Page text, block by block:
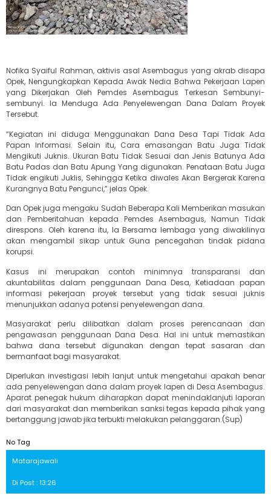
Nofika Syaiful Rahman, aktivis asal Asembagus yang akrab disapa
Opek, Nengungkapkan Kepada Awak Nedia Bahwa Pekerjaan Lapen
yang Dikerjakan Oleh Pemdes Asembagus Terkesan Sembunyi-
sembunyi. Ia Menduga Ada Penyelewengan Dana Dalam Proyek
Tersebut.
“Kegiatan ini diduga Menggunakan Dana Desa Tapi Tidak Ada
Papan Informasi. Selain itu, Cara emasangan Batu Juga Tidak
Mengikuti Juknis. Ukuran Batu Tidak Sesuai dan Jenis Batunya Ada
Batu Padas dan Batu Apung Yang digunakan. Penataan Batu Juga
Tidak engikuti Juklis, Sehingga Ketika diwales Akan Bergerak Karena
Kurangnya Batu Pengunci,” jelas Opek.
Dan Opek juga mengaku Sudah Beberapa Kali Memberikan masukan
dan Pemberitahuan kepada Pemdes Asembagus, Namun Tidak
direspons. Oleh karena itu, Ia Bersama lembaga yang diwakilinya
akan mengambil sikap untuk Guna pencegahan tindak pidana
korupsi.
Kasus ini merupakan contoh minimnya transparansi dan
akuntabilitas dalam penggunaan Dana Desa, Ketiadaan papan
informasi pekerjaan proyek tersebut yang tidak sesuai juknis
menunjukkan adanya potensi penyelewengan dana.
Masyarakat perlu dilibatkan dalam proses perencanaan dan
pengawasan penggunaan Dana Desa. Hal ini untuk memastikan
bahwa dana tersebut digunakan dengan tepat sasaran dan
bermanfaat bagi masyarakat.
Diperlukan investigasi lebih lanjut untuk mengetahui apakah benar
ada penyelewengan dana dalam proyek lapen di Desa Asembagus.
Aparat penegak hukum diharapkan dapat menindaklanjuti laporan
dari masyarakat dan memberikan sanksi tegas kepada pihak yang
bertanggung jawab jika terbukti melakukan pelanggaran.(Sup)
No Tag
Matarajawali
Di Post : 13:26